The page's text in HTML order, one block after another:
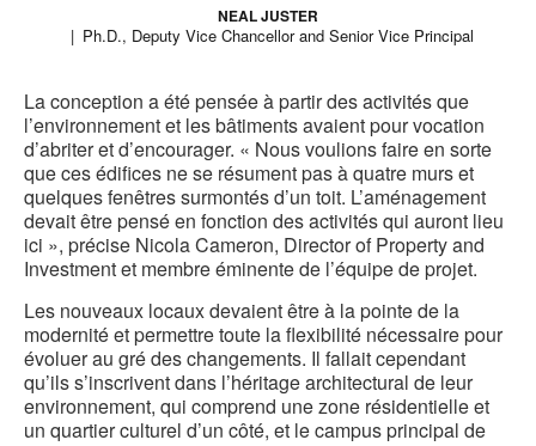
NEAL JUSTER
Ph.D., Deputy Vice Chancellor and Senior Vice Principal
La conception a été pensée à partir des activités que
l’environnement et les bâtiments avaient pour vocation
d’abriter et d’encourager. « Nous voulions faire en sorte
que ces édifices ne se résument pas à quatre murs et
quelques fenêtres surmontés d’un toit. L’aménagement
devait être pensé en fonction des activités qui auront lieu
ici », précise Nicola Cameron, Director of Property and
Investment et membre éminente de l’équipe de projet.
Les nouveaux locaux devaient être à la pointe de la
modernité et permettre toute la flexibilité nécessaire pour
évoluer au gré des changements. Il fallait cependant
qu’ils s’inscrivent dans l’héritage architectural de leur
environnement, qui comprend une zone résidentielle et
un quartier culturel d’un côté, et le campus principal de